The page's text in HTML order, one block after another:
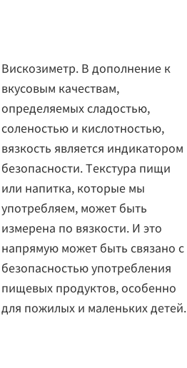
Вискозиметр. В дополнение к
вкусовым качествам,
определяемых сладостью,
соленостью и кислотностью,
вязкость является индикатором
безопасности. Текстура пищи
или напитка, которые мы
употребляем, может быть
измерена по вязкости. И это
напрямую может быть связано с
безопасностью употребления
пищевых продуктов, особенно
для пожилых и маленьких детей.